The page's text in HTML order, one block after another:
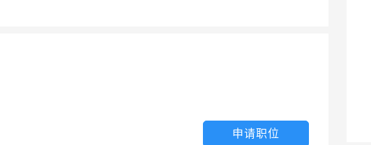
申请职位